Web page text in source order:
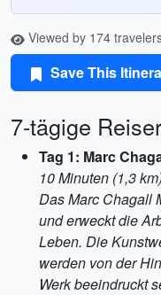
Viewed by 174
Save This
7-tägige
Tag 1: Marc
10 Minuten (1,3
Das Marc Chagall
und erweckt die
Leben. Die
werden von der
Werk beeindruckt